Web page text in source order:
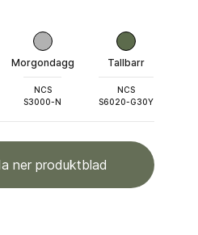
Morgondagg
NCS
S3000-N
Tallbarr
NCS
S6020-G30Y
ner produktblad